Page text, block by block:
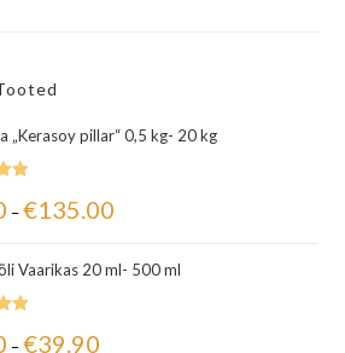
„Kerasoy pillar“ 0,5 kg- 20 kg
– €135.00
Vaarikas 20 ml- 500 ml
– €39.90